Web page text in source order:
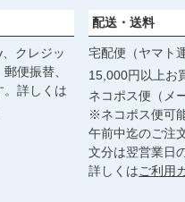
クレジッ
便振替、
。詳しくは
配送・送料
宅配便（ヤマト
15,000円以上お
ネコポス便（メ
※ネコポス便可
午前中迄のご注
文分は翌営業日
詳しくはご利用